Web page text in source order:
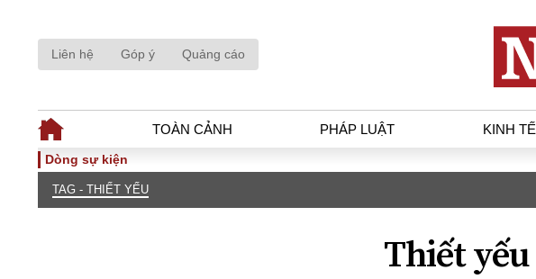
Liên hệ Góp ý Quảng cáo
TOÀN CẢNH PHÁP LUẬT KINH TẾ
TOÀN CẢNH
Góc nhìn luật gia
Dòng sự kiện
TAG - THIẾT YẾU
Thiết yếu